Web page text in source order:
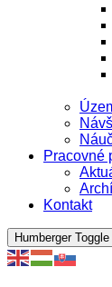
Pracovné
Kontakt
Humberger